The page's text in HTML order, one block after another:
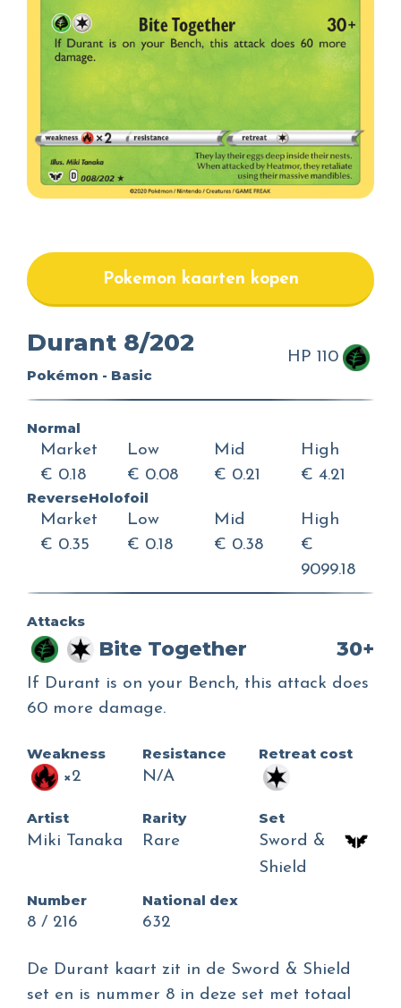
Pokemon kaarten kopen
Durant 8/202
Pokémon - Basic
HP 110
Normal
Market
€ 0.18
Low
€ 0.08
Mid
€ 0.21
High
€ 4.21
ReverseHolofoil
Market
€ 0.35
Low
€ 0.18
Mid
€ 0.38
High
€
9099.18
Attacks
Bite Together 30+
If Durant is on your Bench, this attack does
60 more damage.
Weakness
×2
Resistance
N/A
Retreat cost
Artist
Miki Tanaka
Rarity
Rare
Set
Sword &
Shield
Number
8 / 216
National dex
632
De Durant kaart zit in de Sword & Shield
set en is nummer 8 in deze set met totaal